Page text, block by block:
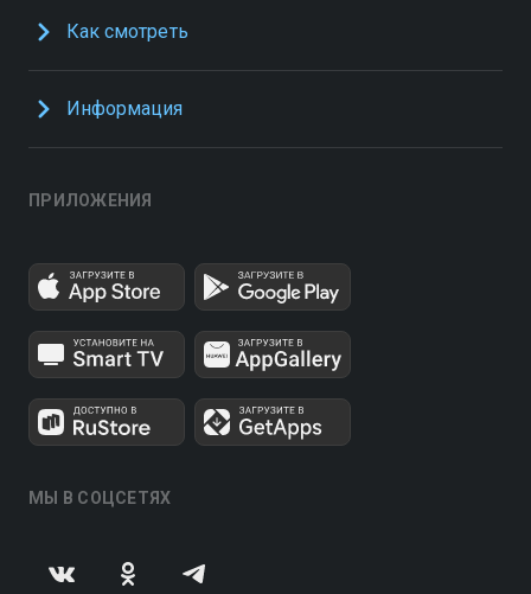
Как смотреть
Информация
ПРИЛОЖЕНИЯ
МЫ В СОЦСЕТЯХ